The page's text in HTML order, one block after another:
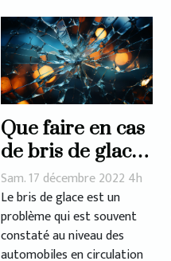
Que faire en cas
de bris de glace
?
Sam. 17 décembre 2022 4h
Le bris de glace est un
problème qui est souvent
constaté au niveau des
automobiles en circulation